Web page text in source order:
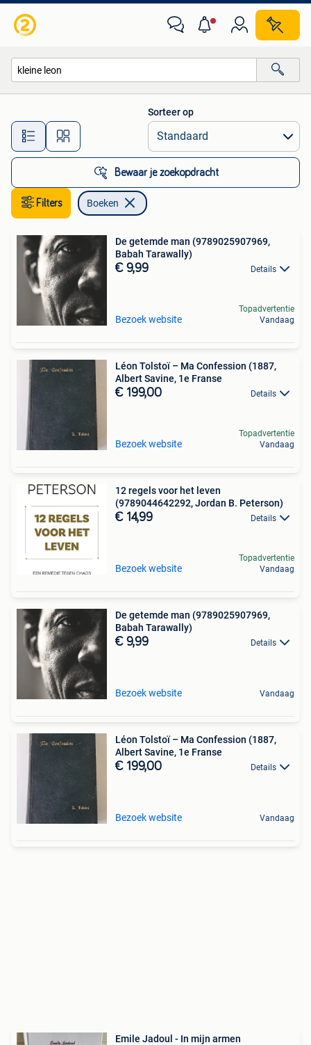
Alle afstanden…
Sorteer op
Bewaar je zoekopdracht
Filters Boeken
De getemde man (9789025907969,
Babah Tarawally)
€ 9,99 Details
Bezoek website
Topadvertentie
Vandaag
Léon Tolstoï – Ma Confession (1887,
Albert Savine, 1e Franse
€ 199,00 Details
Bezoek website
Topadvertentie
Vandaag
12 regels voor het leven
(9789044642292, Jordan B. Peterson)
€ 14,99 Details
Bezoek website
Topadvertentie
Vandaag
De getemde man (9789025907969,
Babah Tarawally)
€ 9,99 Details
Bezoek website Vandaag
Léon Tolstoï – Ma Confession (1887,
Albert Savine, 1e Franse
€ 199,00 Details
Bezoek website Vandaag
Emile Jadoul - In mijn armen